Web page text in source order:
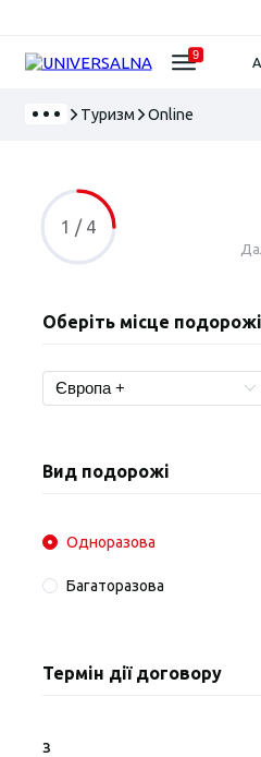
9
Туризм Online
1 / 4
Оберіть місце подорожі
Вид подорожі
Одноразова
Багаторазова
Термін дії договору
з